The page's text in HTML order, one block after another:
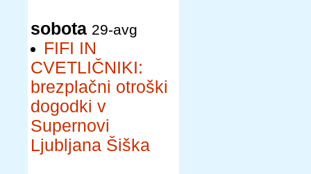
sobota 29-avg
FIFI IN
CVETLIČNIKI:
brezplačni otroški
dogodki v
Supernovi
Ljubljana Šiška